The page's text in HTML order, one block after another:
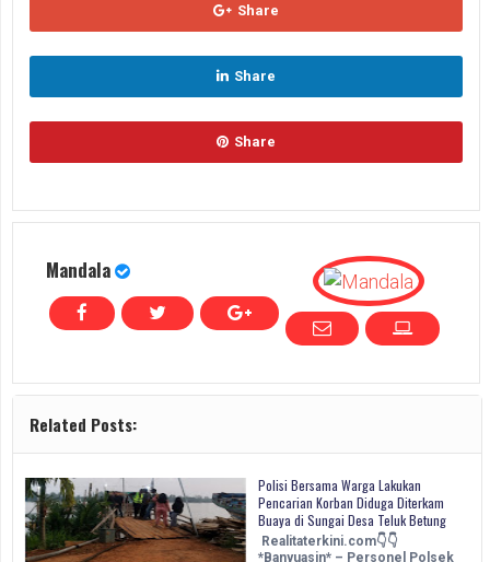
Share
Share
Share
Mandala
Related Posts:
Polisi Bersama Warga Lakukan
Pencarian Korban Diduga Diterkam
Buaya di Sungai Desa Teluk Betung
Realitaterkini.com👇👇
*Banyuasin* – Personel Polsek